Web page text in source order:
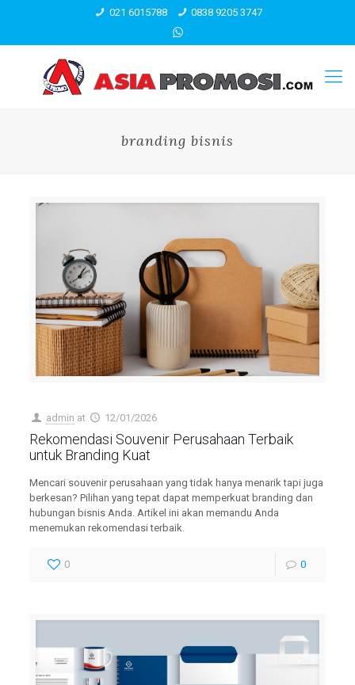
021 6015788 0838 9205 3747
branding bisnis
admin at 12/01/2026
Rekomendasi Souvenir Perusahaan Terbaik
untuk Branding Kuat
Mencari souvenir perusahaan yang tidak hanya menarik tapi juga
berkesan? Pilihan yang tepat dapat memperkuat branding dan
hubungan bisnis Anda. Artikel ini akan memandu Anda
menemukan rekomendasi terbaik.
0 0